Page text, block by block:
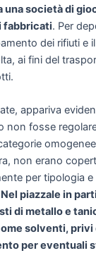
società di
fabbricati. Per
dei rifiuti e
ai fini del
appariva
non fosse
non erano
per tipologia
Nel piazzale in
di metallo e
solventi, privi
per eventuali